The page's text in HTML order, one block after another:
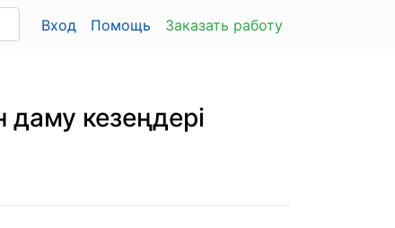
Вход Помощь Заказать работу
кезеңдері